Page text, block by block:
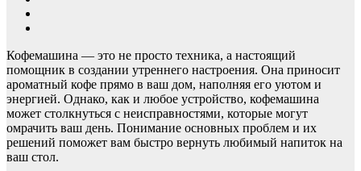
Кофемашина — это не просто техника, а настоящий
помощник в создании утреннего настроения. Она приносит
ароматный кофе прямо в ваш дом, наполняя его уютом и
энергией. Однако, как и любое устройство, кофемашина
может столкнуться с неисправностями, которые могут
омрачить ваш день. Понимание основных проблем и их
решений поможет вам быстро вернуть любимый напиток на
ваш стол.